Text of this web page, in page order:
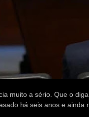
muito a sério. Que o
há seis anos e ainda